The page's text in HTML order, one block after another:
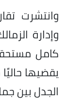
وانتشرت
وإدارة
كامل
يقضيها
الجدل بين